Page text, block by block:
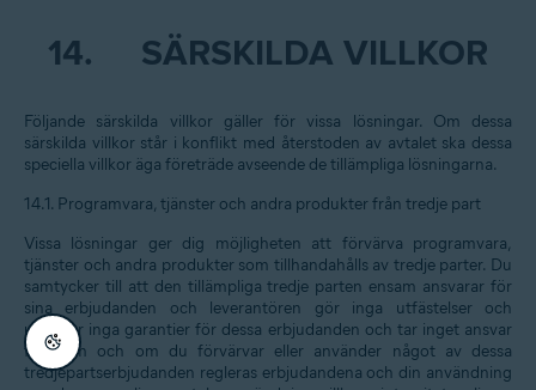
14. SÄRSKILDA VILLKOR
Följande särskilda villkor gäller för vissa lösningar. Om dessa
särskilda villkor står i konflikt med återstoden av avtalet ska dessa
speciella villkor äga företräde avseende de tillämpliga lösningarna.
14.1. Programvara, tjänster och andra produkter från tredje part
Vissa lösningar ger dig möjligheten att förvärva programvara,
tjänster och andra produkter som tillhandahålls av tredje parter. Du
samtycker till att den tillämpliga tredje parten ensam ansvarar för
sina erbjudanden och leverantören gör inga utfästelser och
utfärdar inga garantier för dessa erbjudanden och tar inget ansvar
för dem och om du förvärvar eller använder något av dessa
tredjepartserbjudanden regleras erbjudandena och din användning